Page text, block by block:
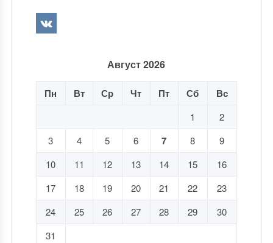
Август 2026
Пн Вт Ср Чт Пт Сб Вс
1
2
3
4 5 6 7 8
9
10
11 12 13 14 15
16
17
18 19 20 21 22
23
24
25 26 27 28 29
30
31